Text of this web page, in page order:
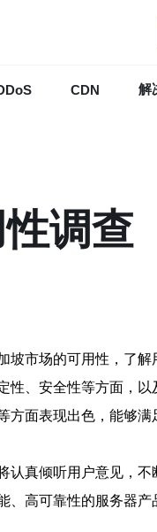
CDN 解
调查
市场的可用性，了解
、安全性等方面，以
面表现出色，能够
真倾听用户意见，不
高可靠性的服务器